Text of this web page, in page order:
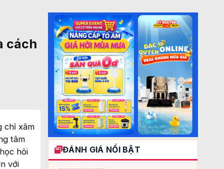
cách
chỉ xâm
tâm
hỏi
với
ĐÁNH GIÁ NỔI BẬT